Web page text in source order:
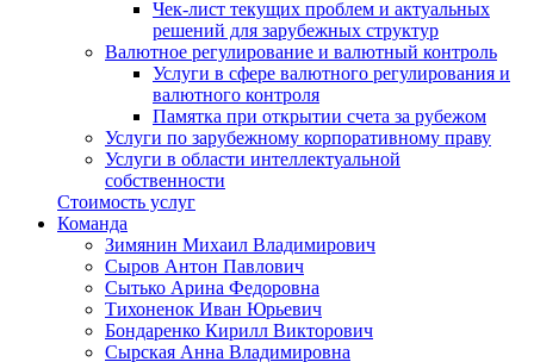
Чек-лист текущих проблем и актуальных
решений для зарубежных структур
Валютное регулирование и валютный контроль
Услуги в сфере валютного регулирования и
валютного контроля
Памятка при открытии счета за рубежом
Услуги по зарубежному корпоративному праву
Услуги в области интеллектуальной
собственности
Стоимость услуг
Команда
Зимянин Михаил Владимирович
Сыров Антон Павлович
Сытько Арина Федоровна
Тихоненок Иван Юрьевич
Бондаренко Кирилл Викторович
Сырская Анна Владимировна